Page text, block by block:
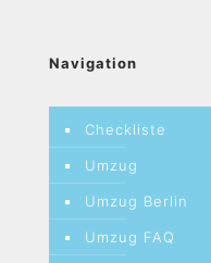
Navigation
Checkliste
Umzug
Umzug Berlin
Umzug FAQ